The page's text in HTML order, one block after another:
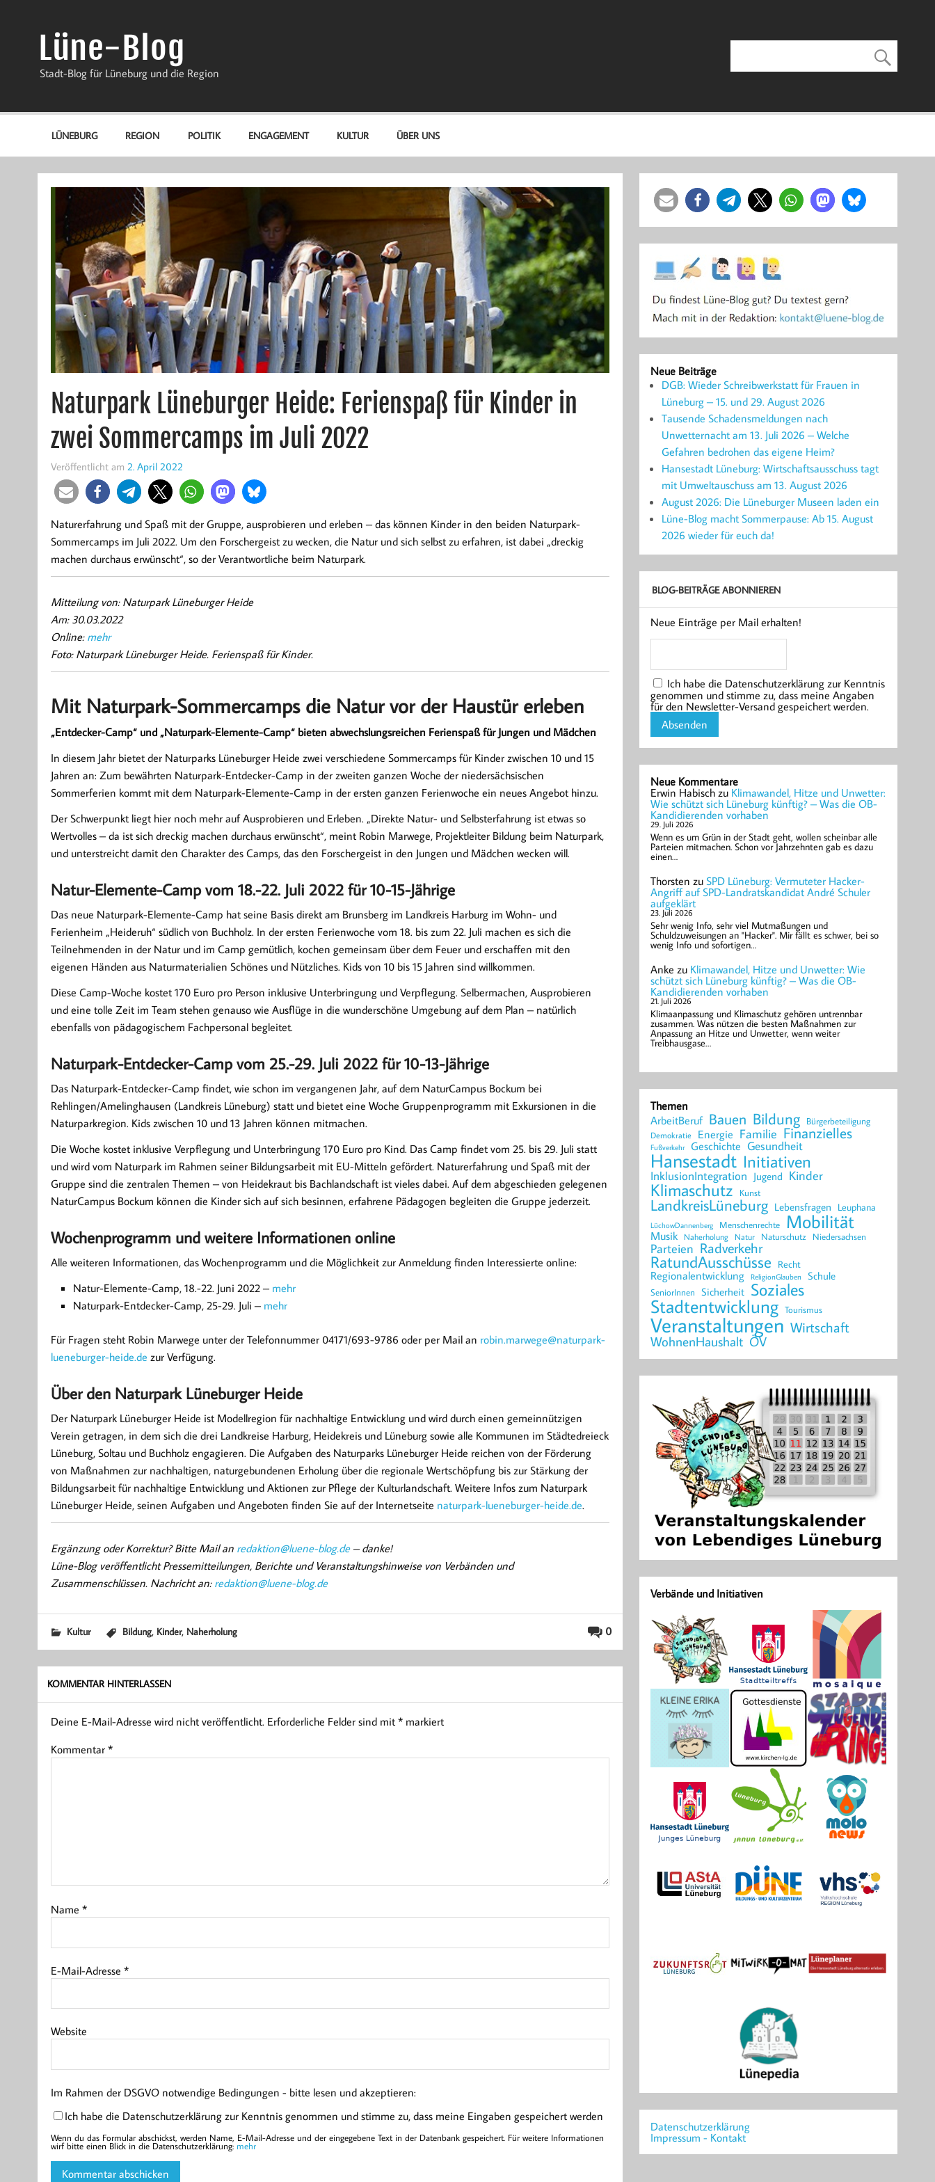
Lüne-Blog
Stadt-Blog für Lüneburg und die Region
LÜNEBURG REGION POLITIK ENGAGEMENT KULTUR ÜBER UNS
Naturpark Lüneburger Heide: Ferienspaß für Kinder in
zwei Sommercamps im Juli 2022
Veröffentlicht am 2. April 2022
Naturerfahrung und Spaß mit der Gruppe, ausprobieren und erleben – das können Kinder in den beiden Naturpark-
Sommercamps im Juli 2022. Um den Forschergeist zu wecken, die Natur und sich selbst zu erfahren, ist dabei „dreckig
machen durchaus erwünscht“, so der Verantwortliche beim Naturpark.
Mitteilung von: Naturpark Lüneburger Heide
Am: 30.03.2022
Online: mehr
Foto: Naturpark Lüneburger Heide. Ferienspaß für Kinder.
Mit Naturpark-Sommercamps die Natur vor der Haustür erleben
„Entdecker-Camp“ und „Naturpark-Elemente-Camp“ bieten abwechslungsreichen Ferienspaß für Jungen und Mädchen
In diesem Jahr bietet der Naturparks Lüneburger Heide zwei verschiedene Sommercamps für Kinder zwischen 10 und 15
Jahren an: Zum bewährten Naturpark-Entdecker-Camp in der zweiten ganzen Woche der niedersächsischen
Sommerferien kommt mit dem Naturpark-Elemente-Camp in der ersten ganzen Ferienwoche ein neues Angebot hinzu.
Der Schwerpunkt liegt hier noch mehr auf Ausprobieren und Erleben. „Direkte Natur- und Selbsterfahrung ist etwas so
Wertvolles – da ist sich dreckig machen durchaus erwünscht“, meint Robin Marwege, Projektleiter Bildung beim Naturpark,
und unterstreicht damit den Charakter des Camps, das den Forschergeist in den Jungen und Mädchen wecken will.
Natur-Elemente-Camp vom 18.-22. Juli 2022 für 10-15-Jährige
Das neue Naturpark-Elemente-Camp hat seine Basis direkt am Brunsberg im Landkreis Harburg im Wohn- und
Ferienheim „Heideruh“ südlich von Buchholz. In der ersten Ferienwoche vom 18. bis zum 22. Juli machen es sich die
Teilnehmenden in der Natur und im Camp gemütlich, kochen gemeinsam über dem Feuer und erschaffen mit den
eigenen Händen aus Naturmaterialien Schönes und Nützliches. Kids von 10 bis 15 Jahren sind willkommen.
Diese Camp-Woche kostet 170 Euro pro Person inklusive Unterbringung und Verpflegung. Selbermachen, Ausprobieren
und eine tolle Zeit im Team stehen genauso wie Ausflüge in die wunderschöne Umgebung auf dem Plan – natürlich
ebenfalls von pädagogischem Fachpersonal begleitet.
Naturpark-Entdecker-Camp vom 25.-29. Juli 2022 für 10-13-Jährige
Das Naturpark-Entdecker-Camp findet, wie schon im vergangenen Jahr, auf dem NaturCampus Bockum bei
Rehlingen/Amelinghausen (Landkreis Lüneburg) statt und bietet eine Woche Gruppenprogramm mit Exkursionen in die
Naturparkregion. Kids zwischen 10 und 13 Jahren können mitmachen.
Die Woche kostet inklusive Verpflegung und Unterbringung 170 Euro pro Kind. Das Camp findet vom 25. bis 29. Juli statt
und wird vom Naturpark im Rahmen seiner Bildungsarbeit mit EU-Mitteln gefördert. Naturerfahrung und Spaß mit der
Gruppe sind die zentralen Themen – von Heidekraut bis Bachlandschaft ist vieles dabei. Auf dem abgeschieden gelegenen
NaturCampus Bockum können die Kinder sich auf sich besinnen, erfahrene Pädagogen begleiten die Gruppe jederzeit.
Wochenprogramm und weitere Informationen online
Alle weiteren Informationen, das Wochenprogramm und die Möglichkeit zur Anmeldung finden Interessierte online:
Natur-Elemente-Camp, 18.-22. Juni 2022 – mehr
Naturpark-Entdecker-Camp, 25-29. Juli – mehr
Für Fragen steht Robin Marwege unter der Telefonnummer 04171/693-9786 oder per Mail an robin.marwege@naturpark-
lueneburger-heide.de zur Verfügung.
Über den Naturpark Lüneburger Heide
Der Naturpark Lüneburger Heide ist Modellregion für nachhaltige Entwicklung und wird durch einen gemeinnützigen
Verein getragen, in dem sich die drei Landkreise Harburg, Heidekreis und Lüneburg sowie alle Kommunen im Städtedreieck
Lüneburg, Soltau und Buchholz engagieren. Die Aufgaben des Naturparks Lüneburger Heide reichen von der Förderung
von Maßnahmen zur nachhaltigen, naturgebundenen Erholung über die regionale Wertschöpfung bis zur Stärkung der
Bildungsarbeit für nachhaltige Entwicklung und Aktionen zur Pflege der Kulturlandschaft. Weitere Infos zum Naturpark
Lüneburger Heide, seinen Aufgaben und Angeboten finden Sie auf der Internetseite naturpark-lueneburger-heide.de.
Ergänzung oder Korrektur? Bitte Mail an redaktion@luene-blog.de– danke!
Lüne-Blog veröffentlicht Pressemitteilungen, Berichte und Veranstaltungshinweise von Verbänden und
Zusammenschlüssen. Nachricht an: redaktion@luene-blog.de
0
Kultur Bildung, Kinder, Naherholung
KOMMENTAR HINTERLASSEN
Deine E-Mail-Adresse wird nicht veröffentlicht. Erforderliche Felder sind mit *markiert
Kommentar *
Name *
E-Mail-Adresse *
Website
Im Rahmen der DSGVO notwendige Bedingungen - bitte lesen und akzeptieren:
Ich habe die Datenschutzerklärung zur Kenntnis genommen und stimme zu, dass meine Eingaben gespeichert werden
Wenn du das Formular abschickst, werden Name, E-Mail-Adresse und der eingegebene Text in der Datenbank gespeichert. Für weitere Informationen
wirf bitte einen Blick in die Datenschutzerklärung: mehr
Neue Beiträge
DGB: Wieder Schreibwerkstatt für Frauen in
Lüneburg – 15. und 29. August 2026
Tausende Schadensmeldungen nach
Unwetternacht am 13. Juli 2026 – Welche
Gefahren bedrohen das eigene Heim?
Hansestadt Lüneburg: Wirtschaftsausschuss tagt
mit Umweltauschuss am 13. August 2026
August 2026: Die Lüneburger Museen laden ein
Lüne-Blog macht Sommerpause: Ab 15. August
2026 wieder für euch da!
BLOG-BEITRÄGE ABONNIEREN
Neue Einträge per Mail erhalten!
Ich habe die Datenschutzerklärung zur Kenntnis
genommen und stimme zu, dass meine Angaben
für den Newsletter-Versand gespeichert werden.
Neue Kommentare
Erwin Habisch zu Klimawandel, Hitze und Unwetter:
Wie schützt sich Lüneburg künftig? – Was die OB-
Kandidierenden vorhaben
29. Juli 2026
Wenn es um Grün in der Stadt geht, wollen scheinbar alle
Parteien mitmachen. Schon vor Jahrzehnten gab es dazu
einen…
Thorsten zuSPD Lüneburg: Vermuteter Hacker-
Angriff auf SPD-Landratskandidat André Schuler
aufgeklärt
23. Juli 2026
Sehr wenig Info, sehr viel Mutmaßungen und
Schuldzuweisungen an "Hacker". Mir fällt es schwer, bei so
wenig Info und sofortigen…
Anke zu Klimawandel, Hitze und Unwetter: Wie
schützt sich Lüneburg künftig? – Was die OB-
Kandidierenden vorhaben
21. Juli 2026
Klimaanpassung und Klimaschutz gehören untrennbar
zusammen. Was nützen die besten Maßnahmen zur
Anpassung an Hitze und Unwetter, wenn weiter
Treibhausgase…
Themen
ArbeitBeruf Bauen Bildung Bürgerbeteiligung
Demokratie Energie Familie Finanzielles
Fußverkehr Geschichte Gesundheit
Hansestadt Initiativen
InklusionIntegration Jugend Kinder
Klimaschutz Kunst
LandkreisLüneburg Lebensfragen Leuphana
LüchowDannenberg Menschenrechte Mobilität
Musik Naherholung Natur Naturschutz Niedersachsen
Parteien Radverkehr
RatundAusschüsse Recht
Regionalentwicklung ReligionGlauben Schule
SeniorInnen Sicherheit Soziales
Stadtentwicklung Tourismus
Veranstaltungen Wirtschaft
WohnenHaushalt ÖV
Verbände und Initiativen
Datenschutzerklärung
Impressum - Kontakt